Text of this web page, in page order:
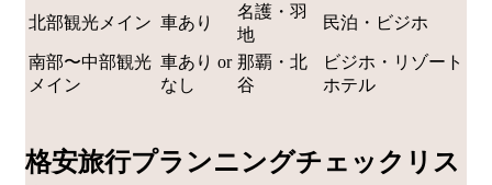
北部観光メイン 車あり
名護・羽
地
民泊・ビジホ
南部〜中部観光
メイン
車あり or
なし
那覇・北
谷
ビジホ・リゾート
ホテル
格安旅行プランニングチェックリス